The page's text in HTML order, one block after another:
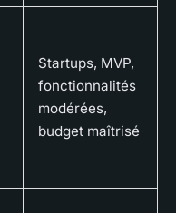
Startups, MVP,
fonctionnalités
modérées,
budget maîtrisé